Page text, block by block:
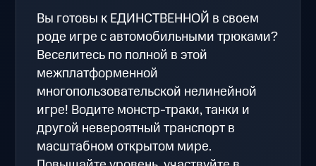
Вы готовы к ЕДИНСТВЕННОЙ в своем
роде игре с автомобильными трюками?
Веселитесь по полной в этой
межплатформенной
многопользовательской нелинейной
игре! Водите монстр-траки, танки и
другой невероятный транспорт в
масштабном открытом мире.